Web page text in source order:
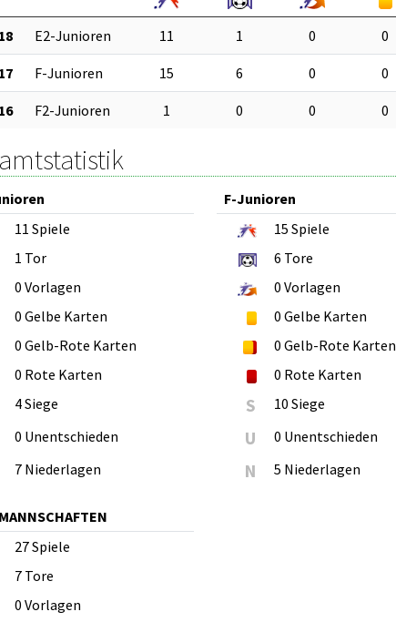
E2-Junioren 11 1 0 0
F-Junioren 15 6 0 0
F2-Junioren 1 0 0 0
11 Spiele
1 Tor
0 Vorlagen
0 Gelbe Karten
0 Gelb-Rote Karten
0 Rote Karten
4 Siege
0 Unentschieden
7 Niederlagen
F-Junioren
15 Spiele
6 Tore
0 Vorlagen
0 Gelbe Karten
0 Gelb-Rote Karten
0 Rote Karten
S 10 Siege
U 0 Unentschieden
N 5 Niederlagen
27Spiele
7 Tore
0 Vorlagen